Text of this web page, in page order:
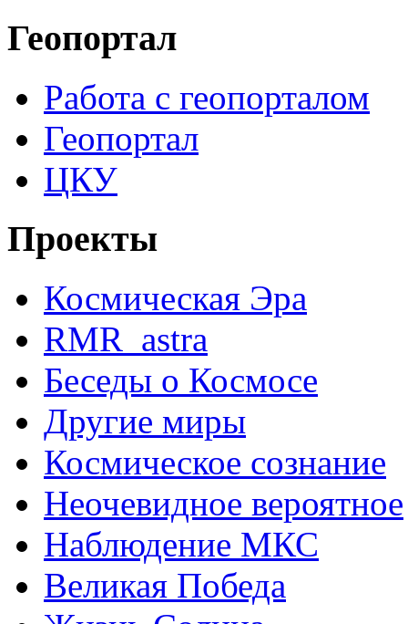
Геопортал
Работа с геопорталом
Геопортал
ЦКУ
Проекты
Космическая Эра
RMR_astra
Беседы о Космосе
Другие миры
Космическое сознание
Неочевидное вероятное
Наблюдение МКС
Великая Победа